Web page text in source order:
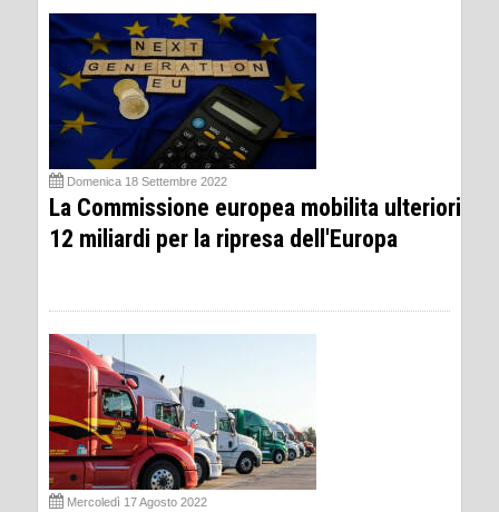
Domenica 18 Settembre 2022
La Commissione europea mobilita ulteriori
12 miliardi per la ripresa dell'Europa
Mercoledì 17 Agosto 2022